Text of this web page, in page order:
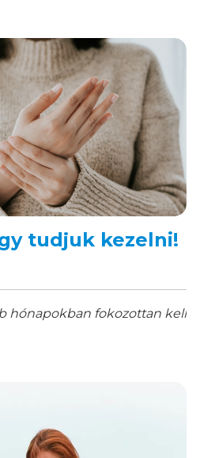
tudjuk kezelni!
hónapokban fokozottan kell